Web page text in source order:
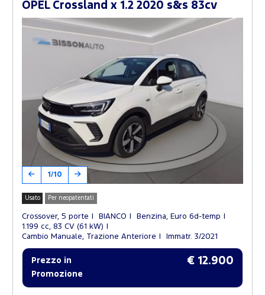
OPEL Crossland x 1.2 2020 s&s 83cv
1/10
Usato Per neopatentati
Crossover, 5 porte BIANCO
Benzina, Euro 6d-temp
1.199 cc, 83 CV (61 kW)
Cambio Manuale, Trazione Anteriore
Immatr. 3/2021
Prezzo in
Promozione
€ 12.900